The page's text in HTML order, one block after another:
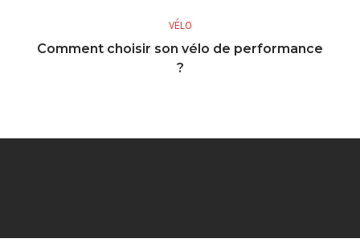
VÉLO
Comment choisir son vélo de performance
?